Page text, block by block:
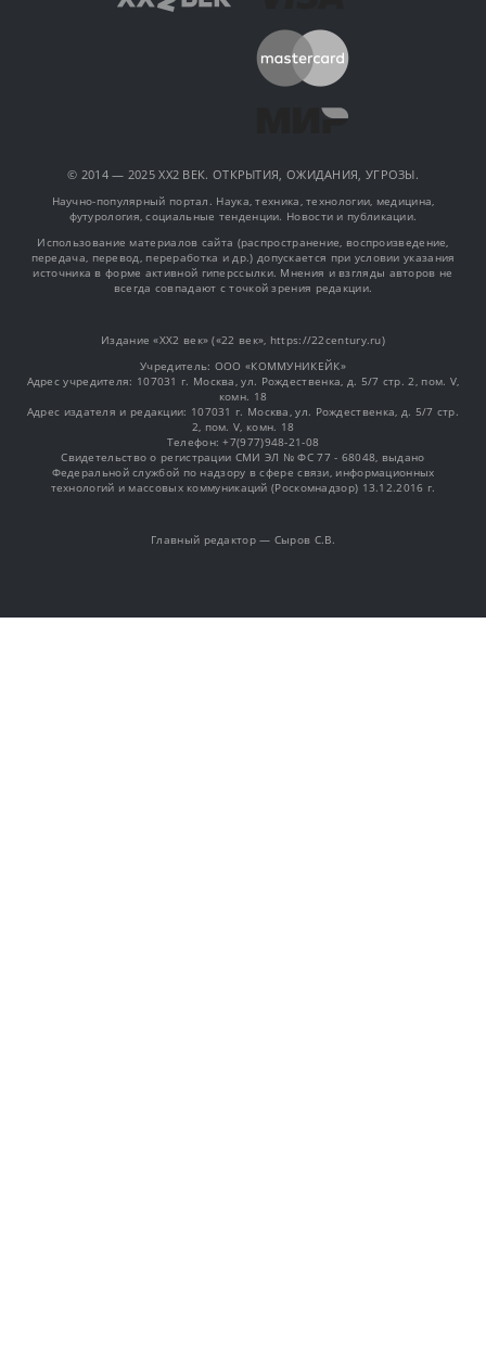
© 2014 — 2025 XX2 ВЕК. ОТКРЫТИЯ, ОЖИДАНИЯ, УГРОЗЫ.
Научно-популярный портал. Наука, техника, технологии, медицина,
футурология, социальные тенденции. Новости и публикации.
Использование материалов сайта (распространение, воспроизведение,
передача, перевод, переработка и др.) допускается при условии указания
источника в форме активной гиперссылки. Мнения и взгляды авторов не
всегда совпадают с точкой зрения редакции.
Издание «XX2 век» («22 век», https://22century.ru)
Учредитель: OOO «КОММУНИКЕЙК»
Адрес учредителя: 107031 г. Москва, ул. Рождественка, д. 5/7 стр. 2, пом. V,
комн. 18
Адрес издателя и редакции: 107031 г. Москва, ул. Рождественка, д. 5/7 стр.
2, пом. V, комн. 18
Телефон: +7(977)948-21-08
Свидетельство о регистрации СМИ ЭЛ № ФС 77 - 68048, выдано
Федеральной службой по надзору в сфере связи, информационных
технологий и массовых коммуникаций (Роскомнадзор) 13.12.2016 г.
Главный редактор — Сыров С.В.